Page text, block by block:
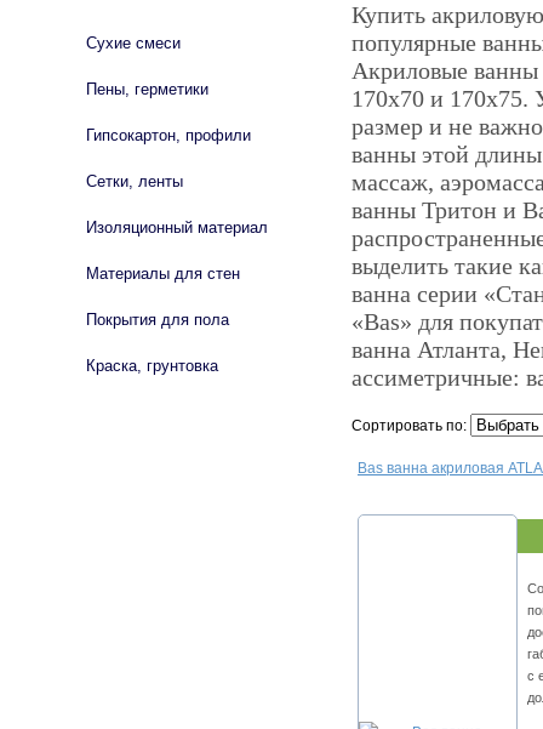
Купить
популярные
Акриловые
170х70 и 170х75.
размер и не
ванны этой
массаж,
ванны Тритон и
выделить такие
ванна серии
«Bas» для
ванна Атланта,
ассиметричные:
Сортировать по:
Bas ванна акриловая
с
Сухие смеси
Пены, герметики
Гипсокартон, профили
Сетки, ленты
Изоляционный материал
Материалы для стен
Покрытия для пола
Краска, грунтовка